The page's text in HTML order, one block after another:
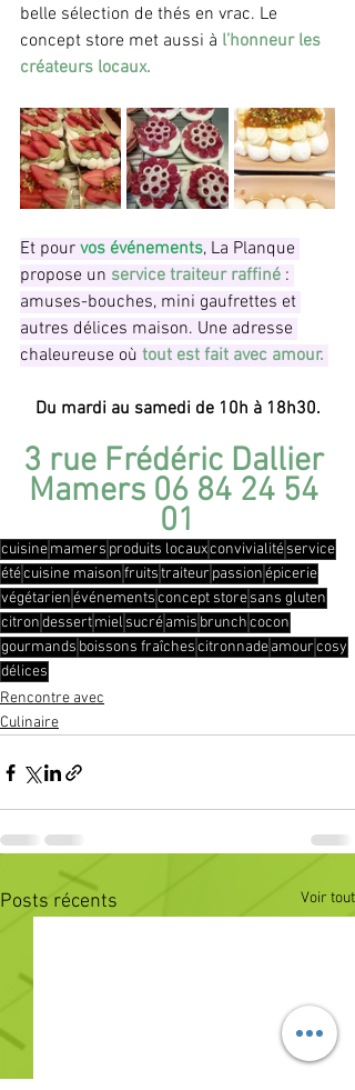
belle sélection de thés en vrac. Le
concept store met aussi à l’honneur les
créateurs locaux.
Et pour vos événements, La Planque
propose un service traiteur raffiné :
amuses-bouches, mini gaufrettes et
autres délices maison. Une adresse
chaleureuse où tout est fait avec amour.
Du mardi au samedi de 10h à 18h30.
3 rue Frédéric Dallier
Mamers 06 84 24 54
01
cuisinemamers produits locauxconvivialitéservice
étécuisine maisonfruitstraiteur passionépicerie
végétarienévénementsconcept storesans gluten
citrondessertmiel sucréamis brunchcocon
gourmands boissons fraîchescitronnadeamourcosy
délices
Rencontre avec
Culinaire
Posts récents Voir tout